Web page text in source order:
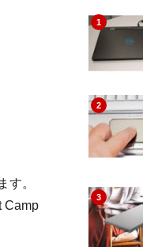
す。
Camp
1
2
3